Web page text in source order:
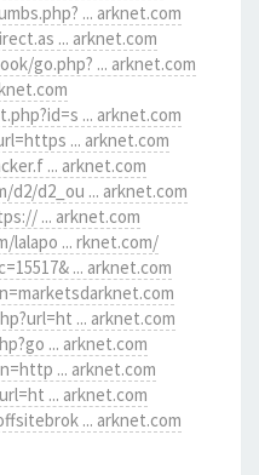
... arknet.com
... arknet.com
go.php? ... arknet.com
... arknet.com
... arknet.com
... arknet.com
d2_ou ... arknet.com
... arknet.com
lalapo ... rknet.com/
... arknet.com
... arknet.com
... arknet.com
... arknet.com
... arknet.com
... arknet.com